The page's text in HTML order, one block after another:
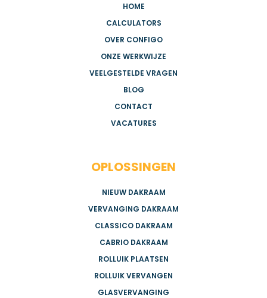
HOME
CALCULATORS
OVER CONFIGO
ONZE WERKWIJZE
VEELGESTELDE VRAGEN
BLOG
CONTACT
VACATURES
OPLOSSINGEN
NIEUW DAKRAAM
VERVANGING DAKRAAM
CLASSICO DAKRAAM
CABRIO DAKRAAM
ROLLUIK PLAATSEN
ROLLUIK VERVANGEN
GLASVERVANGING